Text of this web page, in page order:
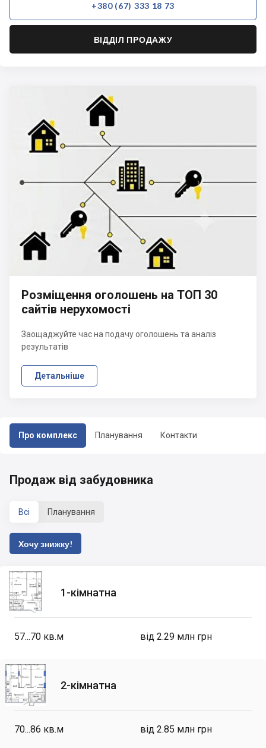
Про комплекс Планування Контакти
+380 (67) 333 18 73
ВІДДІЛ ПРОДАЖУ
Розміщення оголошень на ТОП 30
сайтів нерухомості
Заощаджуйте час на подачу оголошень та аналіз
результатів
Детальніше
Продаж від забудовника
Всі Планування
Хочу знижку!
1-кімнатна
57...70 кв.м від 2.29 млн грн
2-кімнатна
70...86 кв.м від 2.85 млн грн